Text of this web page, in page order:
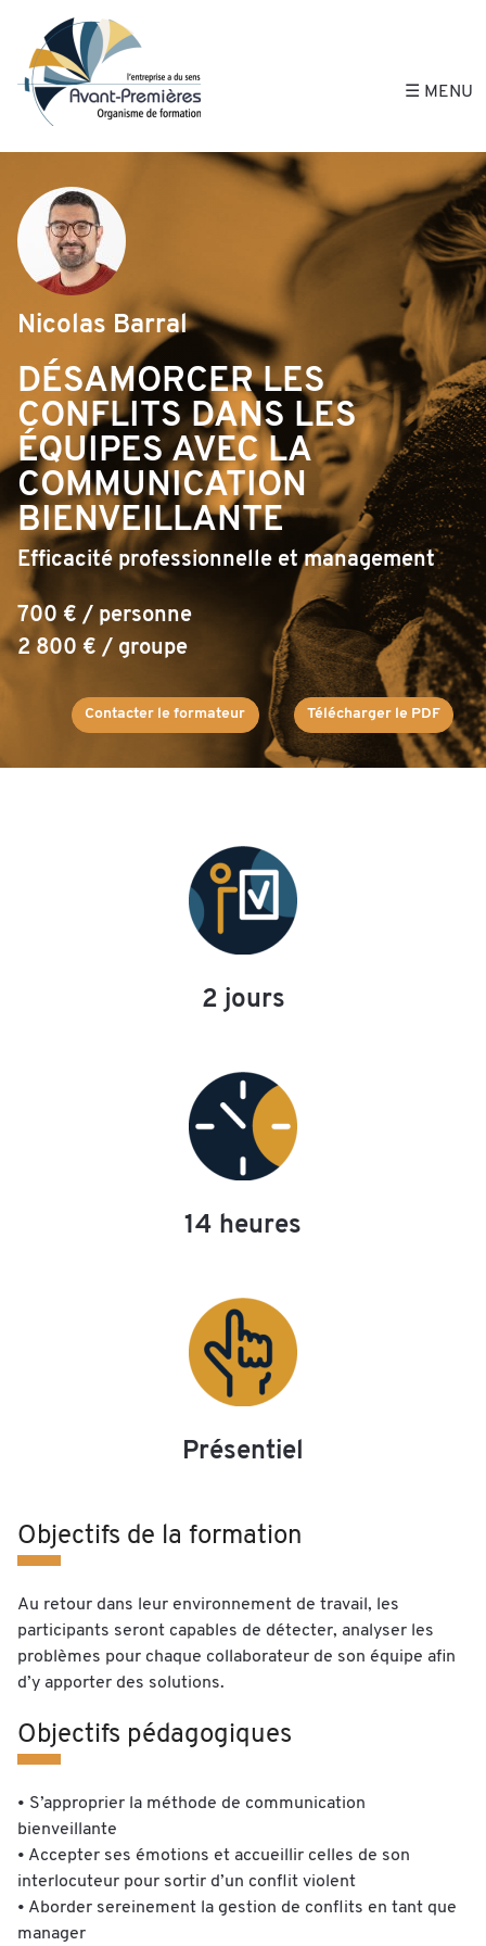
☰ MENU
Nicolas Barral
DÉSAMORCER LES
CONFLITS DANS LES
ÉQUIPES AVEC LA
COMMUNICATION
BIENVEILLANTE
Efficacité professionnelle et management
700 € / personne
2 800 € / groupe
Contacter le formateur Télécharger le PDF
2 jours
14 heures
Présentiel
Objectifs de la formation
Au retour dans leur environnement de travail, les
participants seront capables de détecter, analyser les
problèmes pour chaque collaborateur de son équipe afin
d’y apporter des solutions.
Objectifs pédagogiques
• S’approprier la méthode de communication
bienveillante
• Accepter ses émotions et accueillir celles de son
interlocuteur pour sortir d’un conflit violent
• Aborder sereinement la gestion de conflits en tant que
manager